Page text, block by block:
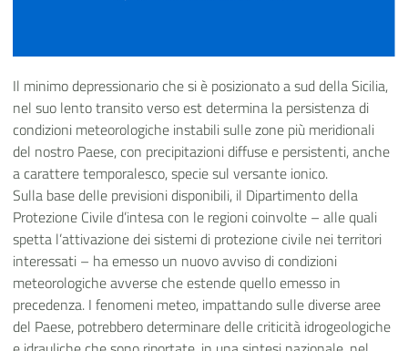
Il minimo depressionario che si è posizionato a sud della Sicilia,
nel suo lento transito verso est determina la persistenza di
condizioni meteorologiche instabili sulle zone più meridionali
del nostro Paese, con precipitazioni diffuse e persistenti, anche
a carattere temporalesco, specie sul versante ionico.
Sulla base delle previsioni disponibili, il Dipartimento della
Protezione Civile d’intesa con le regioni coinvolte – alle quali
spetta l’attivazione dei sistemi di protezione civile nei territori
interessati – ha emesso un nuovo avviso di condizioni
meteorologiche avverse che estende quello emesso in
precedenza. I fenomeni meteo, impattando sulle diverse aree
del Paese, potrebbero determinare delle criticità idrogeologiche